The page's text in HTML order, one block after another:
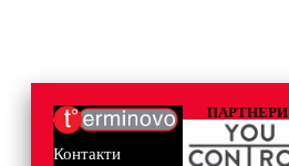
Контакти
ПАРТНЕРИ